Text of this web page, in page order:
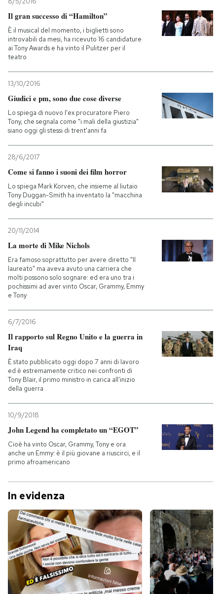
Il gran successo di “Hamilton”
È il musical del momento, i biglietti sono
introvabili da mesi, ha ricevuto 16 candidature
ai Tony Awards e ha vinto il Pulitzer per il
teatro
13/10/2016
Giudici e pm, sono due cose diverse
Lo spiega di nuovo l'ex procuratore Piero
Tony, che segnala come "i mali della giustizia"
siano oggi gli stessi di trent'anni fa
28/6/2017
Come si fanno i suoni dei film horror
Lo spiega Mark Korven, che insieme al liutaio
Tony Duggan-Smith ha inventato la "macchina
degli incubi"
20/11/2014
La morte di Mike Nichols
Era famoso soprattutto per avere diretto "Il
laureato" ma aveva avuto una carriera che
molti possono solo sognare: ed era uno tra i
pochissimi ad aver vinto Oscar, Grammy, Emmy
e Tony
6/7/2016
Il rapporto sul Regno Unito e la guerra in
Iraq
È stato pubblicato oggi dopo 7 anni di lavoro
ed è estremamente critico nei confronti di
Tony Blair, il primo ministro in carica all'inizio
della guerra
10/9/2018
John Legend ha completato un “EGOT”
Cioè ha vinto Oscar, Grammy, Tony e ora
anche un Emmy: è il più giovane a riuscirci, e il
primo afroamericano
In evidenza